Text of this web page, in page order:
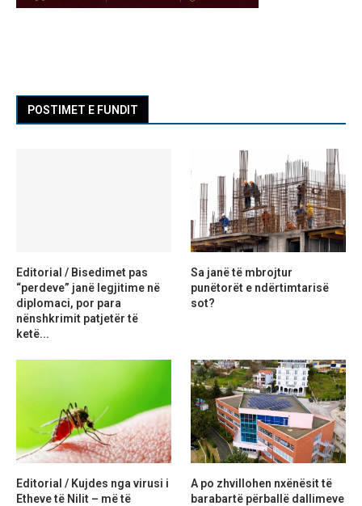
POSTIMET E FUNDIT
Editorial / Bisedimet pas
“perdeve” janë legjitime në
diplomaci, por para
nënshkrimit patjetër të
ketë...
Sa janë të mbrojtur
punëtorët e ndërtimtarisë
sot?
Editorial / Kujdes nga virusi i
Etheve të Nilit – më të
A po zhvillohen nxënësit të
barabartë përballë dallimeve